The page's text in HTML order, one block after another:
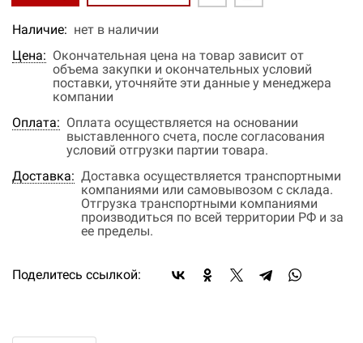
Наличие: нет в наличии
Цена: Окончательная цена на товар зависит от
объема закупки и окончательных условий
поставки, уточняйте эти данные у менеджера
компании
Оплата: Оплата осуществляется на основании
выставленного счета, после согласования
условий отгрузки партии товара.
Доставка: Доставка осуществляется транспортными
компаниями или самовывозом с склада.
Отгрузка транспортными компаниями
производиться по всей территории РФ и за
ее пределы.
Поделитесь ссылкой: